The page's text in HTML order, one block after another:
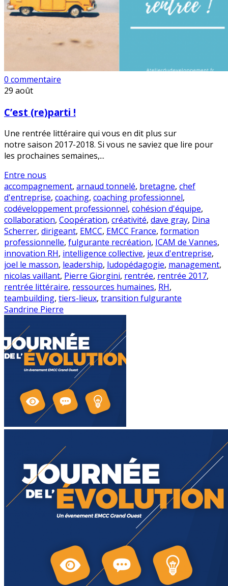
0 commentaire
29 août
C’est (re)parti !
Une rentrée littéraire qui vous en dit plus sur
notre saison 2017-2018. Si vous ne saviez que lire pour
les prochaines semaines,...
Entre nous
accompagnement, arnaud tonnelé, bretagne, chef
d'entreprise, coaching, coaching professionnel,
codéveloppement professionnel, cohésion d'équipe,
collaboration, Coopération, créativité, dave gray, Dina
Scherrer, dirigeant, EMCC, EMCC France, formation
professionnelle, fulgurante recréation, ICAM de Vannes,
innovation RH, intelligence collective, jeux d'entreprise,
joel le masson, leadership, ludopédagogie, management,
nicolas vaillant, Pierre Giorgini, rentrée, rentrée 2017,
rentrée littéraire, ressources humaines, RH,
teambuilding, tiers-lieux, transition fulgurante
Sandrine Pierre